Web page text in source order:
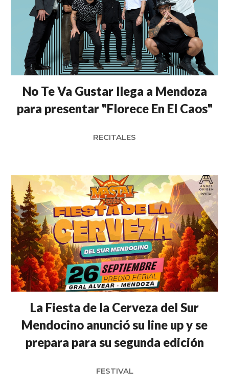
No Te Va Gustar llega a Mendoza
para presentar "Florece En El Caos"
RECITALES
La Fiesta de la Cerveza del Sur
Mendocino anunció su line up y se
prepara para su segunda edición
FESTIVAL